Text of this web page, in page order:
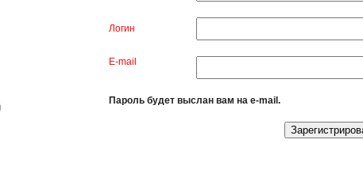
Логин
E-mail
Пароль будет выслан вам на e-mail.